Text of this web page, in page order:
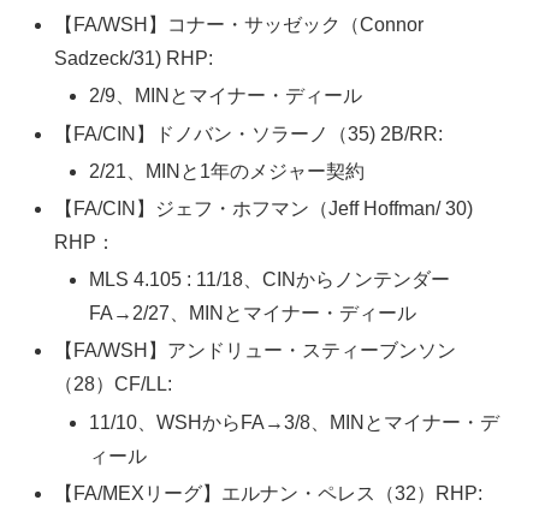
【FA/WSH】コナー・サッゼック（Connor
Sadzeck/31) RHP:
2/9、MINとマイナー・ディール
【FA/CIN】ドノバン・ソラーノ（35) 2B/RR:
2/21、MINと1年のメジャー契約
【FA/CIN】ジェフ・ホフマン（Jeff Hoffman/ 30)
RHP：
MLS 4.105 : 11/18、CINからノンテンダー
FA→2/27、MINとマイナー・ディール
【FA/WSH】アンドリュー・スティーブンソン
（28）CF/LL:
11/10、WSHからFA→3/8、MINとマイナー・デ
ィール
【FA/MEXリーグ】エルナン・ペレス（32）RHP: